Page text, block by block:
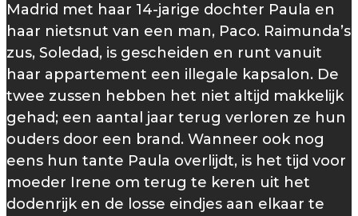
Madrid met haar 14-jarige dochter Paula en
haar nietsnut van een man, Paco. Raimunda’s
zus, Soledad, is gescheiden en runt vanuit
haar appartement een illegale kapsalon. De
twee zussen hebben het niet altijd makkelijk
gehad; een aantal jaar terug verloren ze hun
ouders door een brand. Wanneer ook nog
eens hun tante Paula overlijdt, is het tijd voor
moeder Irene om terug te keren uit het
dodenrijk en de losse eindjes aan elkaar te